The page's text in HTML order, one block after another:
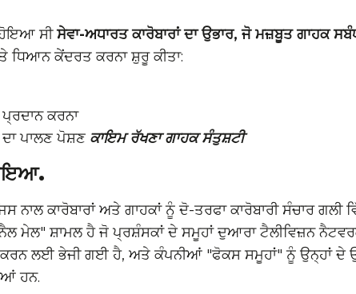
ਹੋਇਆ ਸੀਸੇਵਾ-ਅਧਾਰਤ ਕਾਰੋਬਾਰਾਂ ਦਾ ਉਭਾਰ, ਜੋ ਮਜ਼ਬੂਤ ​​ਗਾਹਕ
ਧਿਆਨ ਕੇਂਦਰਤ ਕਰਨਾ ਸ਼ੁਰੂ ਕੀਤਾ:
ਕਰਨਾ
ਦਾ ਪਾਲਣ ਪੋਸ਼ਣ ਕਾਇਮ ਰੱਖਣਾਗਾਹਕ ਸੰਤੁਸ਼ਟੀ
ਕਾਰੋਬਾਰਾਂ ਅਤੇ ਗਾਹਕਾਂ ਨੂੰ ਦੋ-ਤਰਫਾ ਕਾਰੋਬਾਰੀ ਸੰਚਾਰ
ਮੇਲ" ਸ਼ਾਮਲ ਹੈ ਜੋ ਪ੍ਰਸ਼ੰਸਕਾਂ ਦੇ ਸਮੂਹਾਂ ਦੁਆਰਾ ਟੈਲੀਵਿਜ਼ਨ
ਕਰਨ ਲਈ ਭੇਜੀ ਗਈ ਹੈ, ਅਤੇ ਕੰਪਨੀਆਂ "ਫੋਕਸ ਸਮੂਹਾਂ" ਨੂੰ ਉਨ੍ਹਾਂ ਦੇ
ਹਨ.